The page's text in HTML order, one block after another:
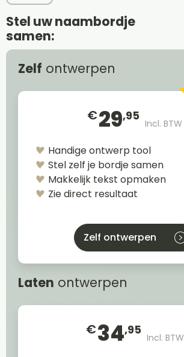
Stel uw naambordje
samen:
Zelf ontwerpen
€29,95
Incl. BTW
Handige ontwerp tool
Stel zelf je bordje samen
Makkelijk tekst opmaken
Zie direct resultaat
Zelf ontwerpen
Laten ontwerpen
€34,95
Incl. BTW